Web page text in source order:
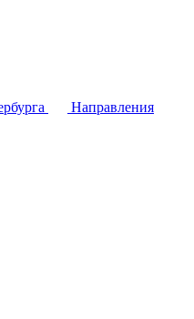
Направления